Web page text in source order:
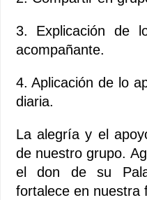
3. Explicación de
acompañante.
4. Aplicación de lo
diaria.
La alegría y el
de nuestro grupo.
el don de su
fortalece en nuestra